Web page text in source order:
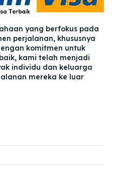
yang berfokus pada
perjalanan, khususnya
komitmen untuk
kami telah menjadi
individu dan keluarga
mereka ke luar